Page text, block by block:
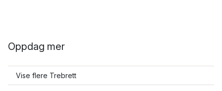
Oppdag mer
Vise flere Trebrett